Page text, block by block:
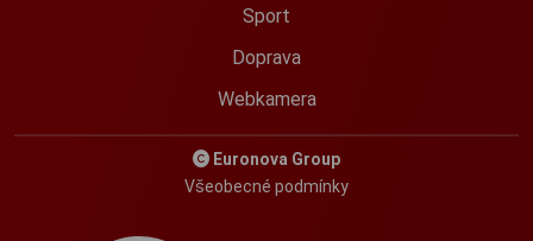
Sport
Doprava
Webkamera
Euronova Group
Všeobecné podmínky